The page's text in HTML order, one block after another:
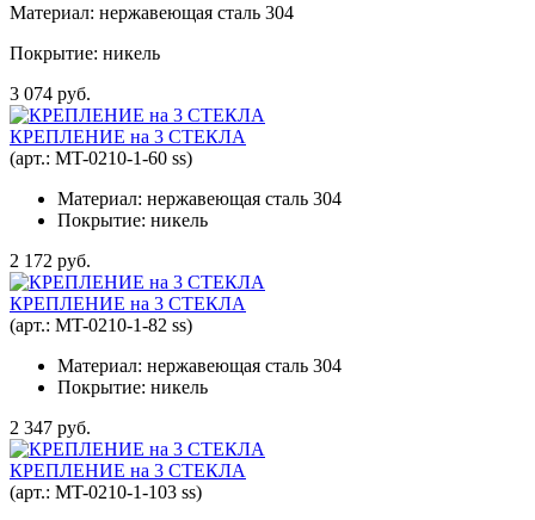
Материал: нержавеющая сталь 304
Покрытие: никель
3 074 руб.
КРЕПЛЕНИЕ на 3 СТЕКЛА
(арт.: MT-0210-1-60 ss)
Материал: нержавеющая сталь 304
Покрытие: никель
2 172 руб.
КРЕПЛЕНИЕ на 3 СТЕКЛА
(арт.: MT-0210-1-82 ss)
Материал: нержавеющая сталь 304
Покрытие: никель
2 347 руб.
КРЕПЛЕНИЕ на 3 СТЕКЛА
(арт.: MT-0210-1-103 ss)